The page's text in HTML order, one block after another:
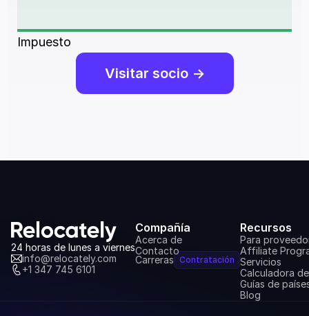
Impuesto
Visitar socio ->
24 horas de lunes a viernes
info@relocately.com
+1 347 745 6101
Compañía
Acerca de
Contacto
Carreras Contratación
Recursos
Para
Affiliate
Servicios
Calculadora
Guías de
Blog